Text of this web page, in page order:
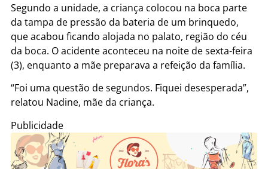
Segundo a unidade, a criança colocou na boca parte
da tampa de pressão da bateria de um brinquedo,
que acabou ficando alojada no palato, região do céu
da boca. O acidente aconteceu na noite de sexta-feira
(3), enquanto a mãe preparava a refeição da família.
“Foi uma questão de segundos. Fiquei desesperada”,
relatou Nadine, mãe da criança.
Publicidade